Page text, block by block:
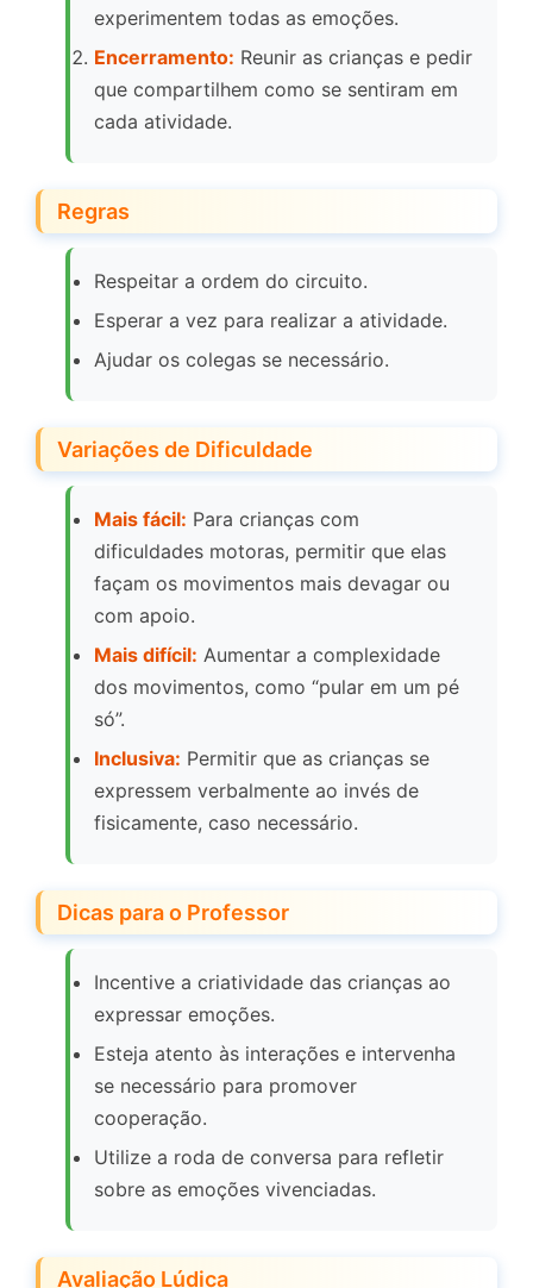
experimentem todas as emoções.
Encerramento: Reunir as crianças e pedir
que compartilhem como se sentiram em
cada atividade.
Regras
Respeitar a ordem do circuito.
Esperar a vez para realizar a atividade.
Ajudar os colegas se necessário.
Variações de Dificuldade
Mais fácil: Para crianças com
dificuldades motoras, permitir que elas
façam os movimentos mais devagar ou
com apoio.
Mais difícil: Aumentar a complexidade
dos movimentos, como “pular em um pé
só”.
Inclusiva: Permitir que as crianças se
expressem verbalmente ao invés de
fisicamente, caso necessário.
Dicas para o Professor
Incentive a criatividade das crianças ao
expressar emoções.
Esteja atento às interações e intervenha
se necessário para promover
cooperação.
Utilize a roda de conversa para refletir
sobre as emoções vivenciadas.
Avaliação Lúdica